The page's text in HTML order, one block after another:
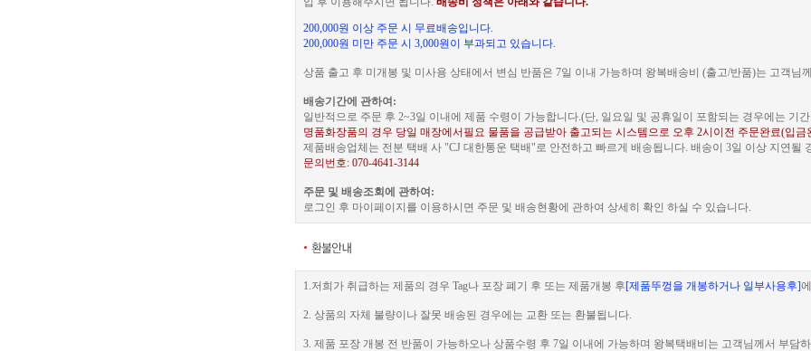
200,000원 이상 주문 시 무료배송입니다.
200,000원 미만 주문 시 3,000원이 부과되고 있습니다.
상품 출고 후 미개봉 및 미사용 상태에서 변심 반품은 7일 이내 가능하며 왕복배송비 (출고/반품)는 고객님
배송기간에 관하여:
일반적으로 주문 후 2~3일 이내에 제품 수령이 가능합니다.(단, 일요일 및 공휴일이 포함되는 경우에는 기
명품화장품의 경우 당일 매장에서필요 물품을 공급받아 출고되는 시스템으로 오후 2시이전 주문완료(입
제품배송업체는 전분 택배 사 "CJ 대한통운 택배"로 안전하고 빠르게 배송됩니다. 배송이 3일 이상 지연될
문의번호: 070-4641-3144
주문 및 배송조회에 관하여:
로그인 후 마이페이지를 이용하시면 주문 및 배송현황에 관하여 상세히 확인 하실 수 있습니다.
1.저희가 취급하는 제품의 경우 Tag나 포장 폐기 후 또는 제품개봉 후[제품뚜껑을 개봉하거나 일부사용후]
2. 상품의 자체 불량이나 잘못 배송된 경우에는 교환 또는 환불됩니다.
3. 제품 포장 개봉 전 반품이 가능하오나 상품수령 후 7일 이내에 가능하며 왕복택배비는 고객님께서 부담